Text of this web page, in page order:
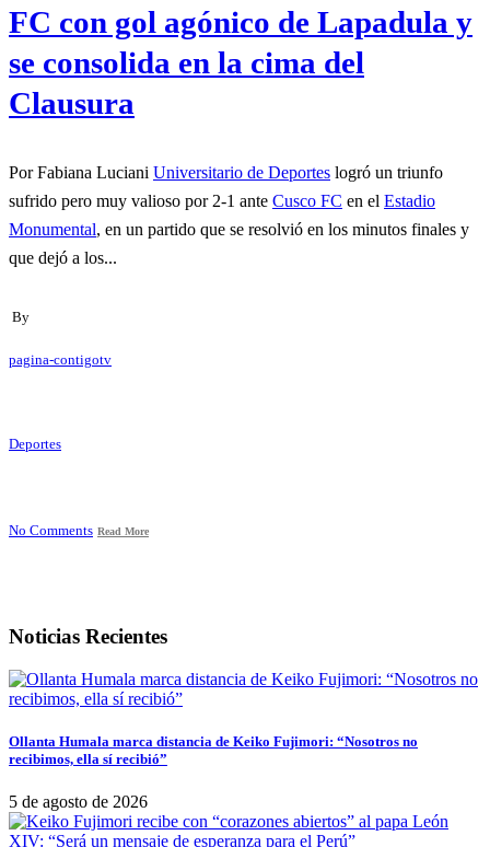
FC con gol agónico de Lapadula y
se consolida en la cima del
Clausura
Por Fabiana Luciani Universitario de Deportes logró un triunfo
sufrido pero muy valioso por 2-1 ante Cusco FC en el Estadio
Monumental, en un partido que se resolvió en los minutos finales y
que dejó a los...
By
pagina-contigotv
Deportes
No Comments Read More
Noticias Recientes
Ollanta Humala marca distancia de Keiko Fujimori: “Nosotros no
recibimos, ella sí recibió”
5 de agosto de 2026